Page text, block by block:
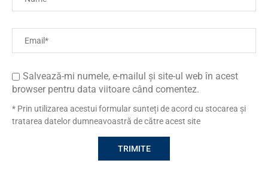
Salvează-mi numele, e-mailul și site-ul web în acest
browser pentru data viitoare când comentez.
* Prin utilizarea acestui formular sunteți de acord cu stocarea și
tratarea datelor dumneavoastră de către acest site